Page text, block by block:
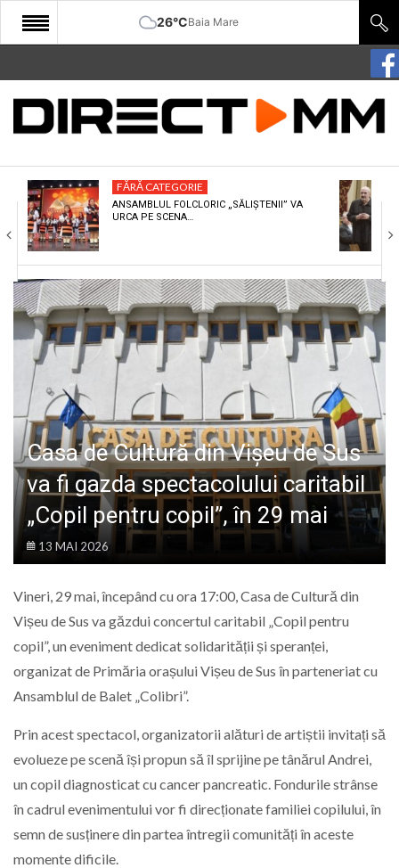
26°CBaia Mare
START
COMUNITATE
CULTURA
ECONOMIE
SANATATE
SPORT
SPECIAL
POLITIC
LIFE
FĂRĂ CATEGORIE
ANSAMBLUL FOLCLORIC „SĂLIȘTENII” VA
URCA PE SCENA…
Casa de Cultură din Vișeu de Sus
va fi gazda spectacolului caritabil
„Copil pentru copil”, în 29 mai
13 MAI 2026
Vineri, 29 mai, începând cu ora 17:00, Casa de Cultură din
Vișeu de Sus va găzdui concertul caritabil „Copil pentru
copil”, un eveniment dedicat solidarității și speranței,
organizat de Primăria orașului Vișeu de Sus în parteneriat cu
Ansamblul de Balet „Colibri”.
Prin acest spectacol, organizatorii alături de artiștii invitați să
evolueze pe scenă își propun să îl sprijine pe tânărul Andrei,
un copil diagnosticat cu cancer pancreatic. Fondurile strânse
în cadrul evenimentului vor fi direcționate familiei copilului, în
semn de susținere din partea întregii comunități în aceste
momente dificile.